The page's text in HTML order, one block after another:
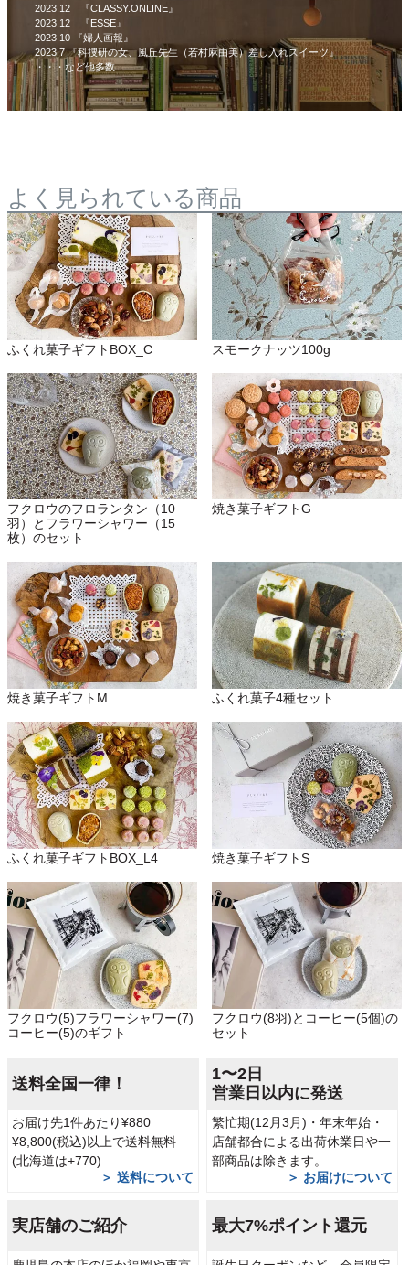
2023.12 『CLASSY.ONLINE』
2023.12 『ESSE』
2023.10 『婦人画報』
2023.7 『科捜研の女、風丘先生（若村麻由美）差し入れスイーツ』
・・・など他多数
よく見られている商品
ふくれ菓子ギフトBOX_C スモークナッツ100g
フクロウのフロランタン（10
羽）とフラワーシャワー（15
枚）のセット
焼き菓子ギフトG
焼き菓子ギフトM ふくれ菓子4種セット
ふくれ菓子ギフトBOX_L4 焼き菓子ギフトS
フクロウ(5)フラワーシャワー(7)
コーヒー(5)のギフト
フクロウ(8羽)とコーヒー(5個)の
セット
送料全国一律！
お届け先1件あたり¥880
¥8,800(税込)以上で送料無料
(北海道は+770)
＞ 送料について
1〜2日
営業日以内に発送
繁忙期(12月3月)・年末年始・
店舗都合による出荷休業日や一
部商品は除きます。
＞ お届けについて
実店舗のご紹介 最大7%ポイント還元